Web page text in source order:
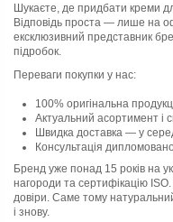
Шукаєте, де придбати креми
Відповідь проста — лише на
ексклюзивний представник
підробок.
Переваги покупки у нас:
100% оригінальна
Актуальний асортимент і
Швидка доставка — у
Консультація
Бренд уже понад 15 років на
нагороди та сертифікацію
довіри. Саме тому
і знову.